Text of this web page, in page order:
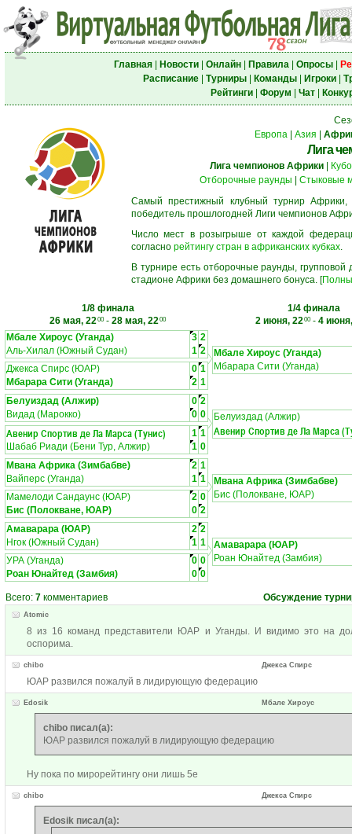
Главная| Новости| Онлайн| Правила| Опросы|
Расписание| Турниры| Команды| Игроки|
Рейтинги| Форум Чат|
Европа
Азия
Лига
Лига чемпионов Африки|
Отборочные раунды
Стыковые
Самый престижный клубный турнир
победитель прошлогодней Лиги чемпионов
Число мест в розыгрыше от каждой
согласно рейтингу стран в африканских кубках.
В турнире есть отборочные раунды,
стадионе Африки без домашнего бонуса. [
1/8 финала
26 мая, 2200- 28 мая, 2200
1/4 финала
2 июня, 2200- 4
Мбале Хироус (Уганда)
3 2
Аль-Хилал (Южный Судан)
1 2
Джекса Спирс (ЮАР)
0 1
Мбарара Сити (Уганда)
2 1
Мбале Хироус (Уганда)
Мбарара Сити (Уганда)
Белуиздад (Алжир) 0 2
Видад (Марокко)
0 0
Авенир Спортив де Ла Марса (Тунис) 1 1
Шабаб Риади (Бени Тур, Алжир)
1 0
Белуиздад (Алжир)
Авенир Спортив де Ла Марса
Мвана Африка (Зимбабве) 2 1
Вайперс (Уганда)
1 1
Мамелоди Сандаунс (ЮАР)
2 0
Бис (Полокване, ЮАР)
0 2
Мвана Африка (Зимбабве)
Бис (Полокване, ЮАР)
Амаварара (ЮАР) 2 2
Нгок (Южный Судан)
1 1
УРА (Уганда)
0 0
Роан Юнайтед (Замбия)
0 0
Амаварара (ЮАР)
Роан Юнайтед (Замбия)
Всего: 7 комментариев Обсуждение
Atomic
8 из 16 команд представители ЮАР и Уганды. И видимо это на
оспорима.
chibo Джекса Спирс
ЮАР развился пожалуй в лидирующую федерацию
Edosik Мбале Хироус
chibo писал(а):
ЮАР развился пожалуй в лидирующую федерацию
Ну пока по мирорейтингу они лишь 5е
chibo Джекса Спирс
Edosik писал(а):